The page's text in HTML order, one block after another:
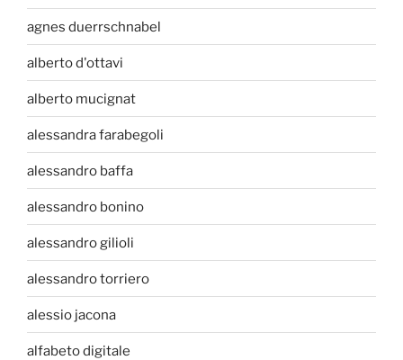
agnes duerrschnabel
alberto d'ottavi
alberto mucignat
alessandra farabegoli
alessandro baffa
alessandro bonino
alessandro gilioli
alessandro torriero
alessio jacona
alfabeto digitale